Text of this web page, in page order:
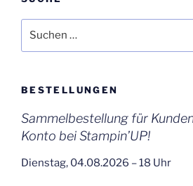
nach:
BESTELLUNGEN
Sammelbestellung für
Konto bei Stampin’UP!
Dienstag, 04.08.2026 – 18 Uhr